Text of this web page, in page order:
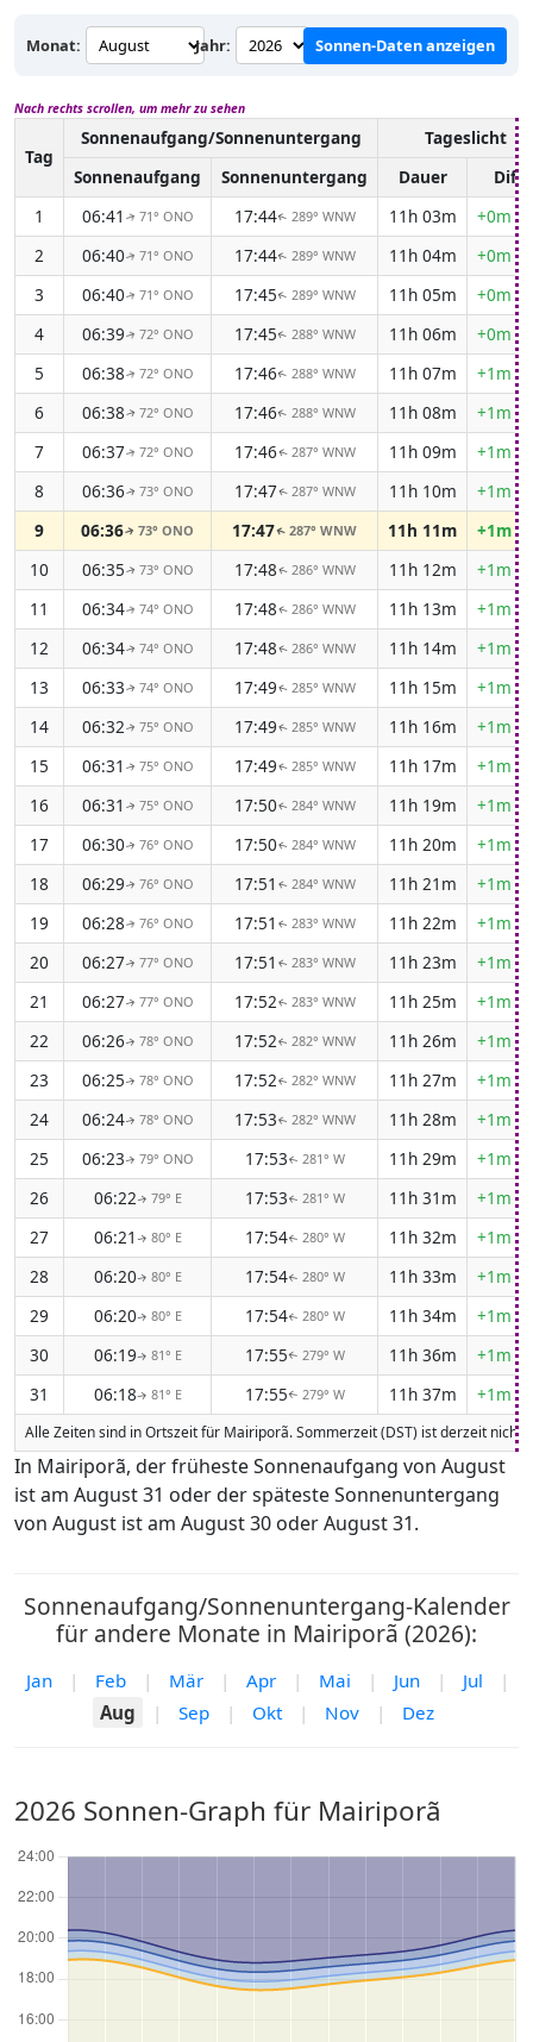
Monat: Jahr: Sonnen-Daten anzeigen
Nach rechts scrollen, um mehr zu sehen
Tag
Sonnenaufgang/Sonnenuntergang
Tageslicht
Sonnenaufgang
Sonnenuntergang Dauer
Diff.
1
06:41 ↑ 71° ONO 17:44↑ 289° WNW 11h 03m
+0m
2
06:40↑ 71° ONO 17:44↑ 289° WNW 11h 04m
+0m
3
06:40↑ 71° ONO 17:45↑ 289° WNW 11h 05m
+0m
4
06:39↑ 72° ONO 17:45↑ 288° WNW 11h 06m
+0m
5
06:38↑ 72° ONO 17:46↑ 288° WNW 11h 07m
+1m
6
06:38↑ 72° ONO 17:46↑ 288° WNW 11h 08m
+1m
7
06:37↑ 72° ONO 17:46↑ 287° WNW 11h 09m
+1m
8
06:36↑ 73° ONO 17:47↑ 287° WNW 11h 10m
+1m
9
06:36↑73° ONO 17:47↑287° WNW 11h 11m
+1m
10
06:35↑ 73° ONO 17:48↑ 286° WNW 11h 12m
+1m
11
06:34↑ 74° ONO 17:48↑ 286° WNW 11h 13m
+1m
12
06:34↑ 74° ONO 17:48↑ 286° WNW 11h 14m
+1m
13
06:33↑ 74° ONO 17:49↑ 285° WNW 11h 15m
+1m
14
06:32↑ 75° ONO 17:49↑ 285° WNW 11h 16m
+1m
15
06:31 ↑ 75° ONO 17:49↑ 285° WNW 11h 17m
+1m
16
06:31 ↑ 75° ONO 17:50↑ 284° WNW 11h 19m
+1m
17
06:30↑ 76° ONO 17:50↑ 284° WNW 11h 20m
+1m
18
06:29↑ 76° ONO 17:51 ↑ 284° WNW 11h 21m
+1m
19
06:28↑ 76° ONO 17:51 ↑ 283° WNW 11h 22m
+1m
20
06:27↑ 77° ONO 17:51 ↑ 283° WNW 11h 23m
+1m
21
06:27↑ 77° ONO 17:52↑ 283° WNW 11h 25m
+1m
22
06:26↑ 78° ONO 17:52↑ 282° WNW 11h 26m
+1m
23
06:25↑ 78° ONO 17:52↑ 282° WNW 11h 27m
+1m
24
06:24↑ 78° ONO 17:53↑ 282° WNW 11h 28m
+1m
25
06:23↑ 79° ONO 17:53↑ 281° W 11h 29m
+1m
26
06:22↑ 79° E 17:53↑ 281° W 11h 31m
+1m
27
06:21 ↑ 80° E 17:54↑ 280° W 11h 32m
+1m
28
06:20↑ 80° E 17:54↑ 280° W 11h 33m
+1m
29
06:20↑ 80° E 17:54↑ 280° W 11h 34m
+1m
30
06:19↑ 81° E 17:55↑ 279° W 11h 36m
+1m
31
06:18↑ 81° E 17:55↑ 279° W 11h 37m +1m
Alle Zeiten sind in Ortszeit für Mairiporã. Sommerzeit (DST) ist derzeit nicht
In Mairiporã, der früheste Sonnenaufgang von August
ist am August 31 oder der späteste Sonnenuntergang
von August ist am August 30 oder August 31.
Sonnenaufgang/Sonnenuntergang-Kalender
für andere Monate in Mairiporã (2026):
Jan | Feb | Mär | Apr | Mai | Jun | Jul
|
Aug
| Sep | Okt | Nov | Dez
2026 Sonnen-Graph für Mairiporã